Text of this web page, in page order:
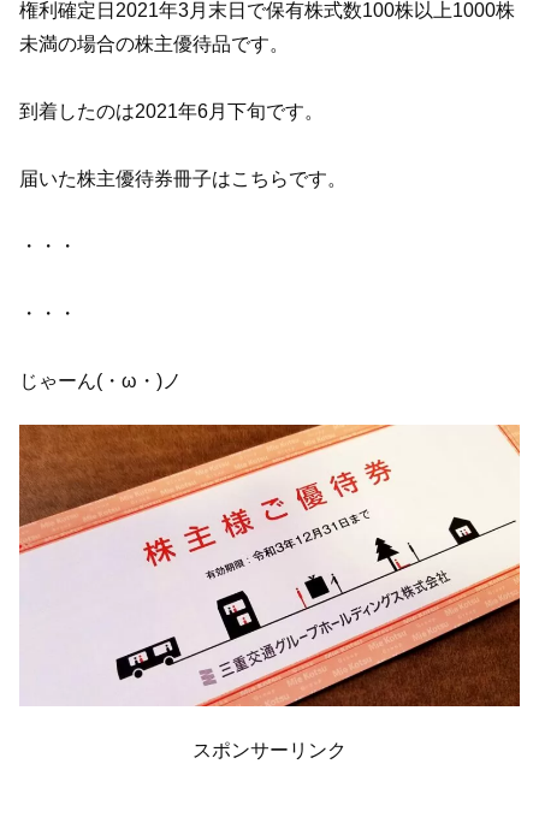
権利確定日2021年3月末日で保有株式数100株以上1000株
未満の場合の株主優待品です。
到着したのは2021年6月下旬です。
届いた株主優待券冊子はこちらです。
・・・
・・・
じゃーん(・ω・)ノ
スポンサーリンク